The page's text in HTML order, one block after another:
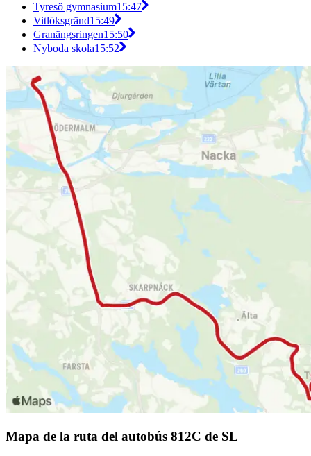
Tyresö gymnasium15:47
Vitlöksgränd15:49
Granängsringen15:50
Nyboda skola15:52
Mapa de la ruta del autobús 812C de SL